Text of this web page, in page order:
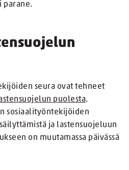
parane.
seura ovat tehneet
puolesta.
sosiaalityöntekijöiden
ja lastensuojeluun
on muutamassa päivässä